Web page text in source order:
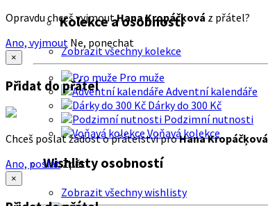
Kolekce a osobnosti
Zobrazit všechny kolekce
Pro muže
Adventní kalendáře
Dárky do 300 Kč
Podzimní nutnosti
Voňavá kolekce
Wishlisty osobností
Zobrazit všechny wishlisty
Opravdu chceš vyjmoutHana Kropáčķová z přátel?
Ano, vyjmout Ne, ponechat
×
Přidat do přátel
Chceš poslat žádost o přátelství proHana Kropáčķová
Ano, poslatZpět
×